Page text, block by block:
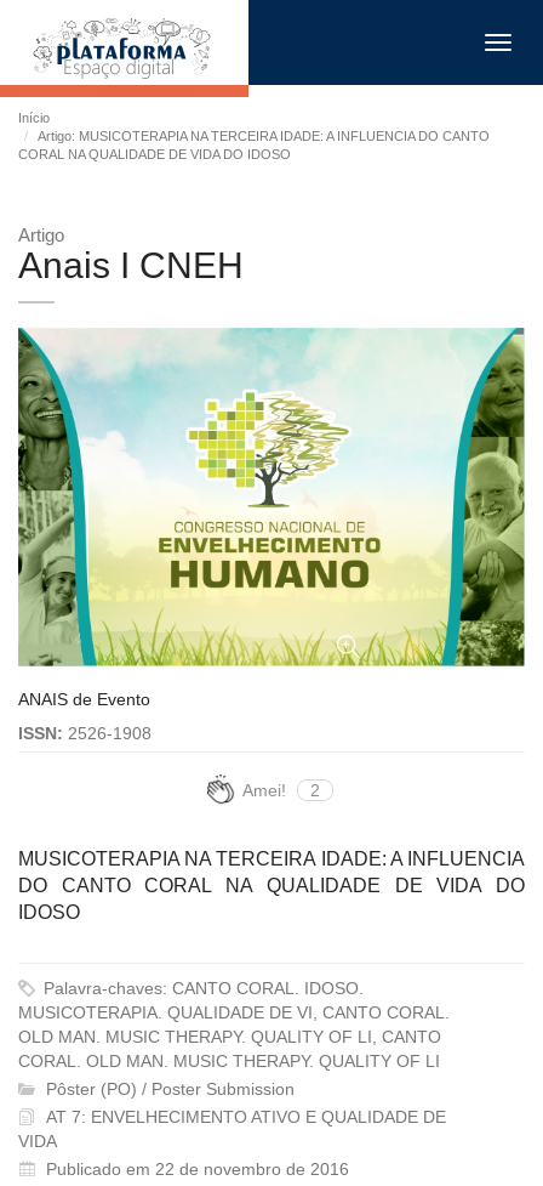
Início
Artigo: MUSICOTERAPIA NA TERCEIRA IDADE: A INFLUENCIA DO CANTO
CORAL NA QUALIDADE DE VIDA DO IDOSO
Artigo
Anais I CNEH
ANAIS de Evento
ISSN: 2526-1908
Amei! 2
MUSICOTERAPIA NA TERCEIRA IDADE: A INFLUENCIA
DO CANTO CORAL NA QUALIDADE DE VIDA DO
IDOSO
Palavra-chaves: CANTO CORAL. IDOSO.
MUSICOTERAPIA. QUALIDADE DE VI, CANTO CORAL.
OLD MAN. MUSIC THERAPY. QUALITY OF LI, CANTO
CORAL. OLD MAN. MUSIC THERAPY. QUALITY OF LI
Pôster (PO) / Poster Submission
AT 7: ENVELHECIMENTO ATIVO E QUALIDADE DE
VIDA
Publicado em 22 de novembro de 2016